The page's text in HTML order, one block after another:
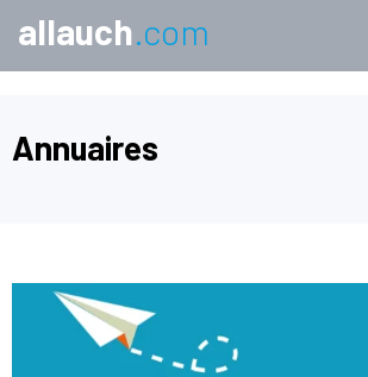
allauch.com
Annuaires